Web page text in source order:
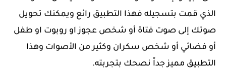
الذي قمت بتسجيله فهذا التطبيق رائع ويمكنك تحويل
صوتك إلى صوت فتاة أو شخص عجوز او روبوت او طفل
أو فضائي أو شخص سكران وكثير من الأصوات وهذا
التطبيق مميز جداً نصحك بتجربته.